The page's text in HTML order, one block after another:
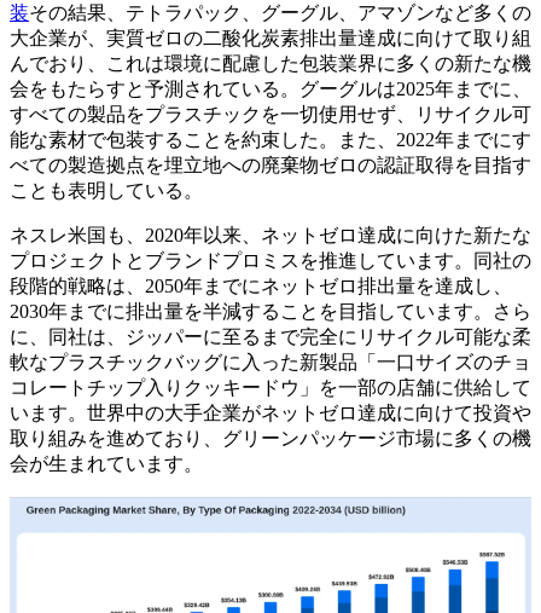
装その結果、テトラパック、グーグル、アマゾンなど多くの
大企業が、実質ゼロの二酸化炭素排出量達成に向けて取り組
んでおり、これは環境に配慮した包装業界に多くの新たな機
会をもたらすと予測されている。グーグルは2025年までに、
すべての製品をプラスチックを一切使用せず、リサイクル可
能な素材で包装することを約束した。また、2022年までにす
べての製造拠点を埋立地への廃棄物ゼロの認証取得を目指す
ことも表明している。
ネスレ米国も、2020年以来、ネットゼロ達成に向けた新たな
プロジェクトとブランドプロミスを推進しています。同社の
段階的戦略は、2050年までにネットゼロ排出量を達成し、
2030年までに排出量を半減することを目指しています。さら
に、同社は、ジッパーに至るまで完全にリサイクル可能な柔
軟なプラスチックバッグに入った新製品「一口サイズのチョ
コレートチップ入りクッキードウ」を一部の店舗に供給して
います。世界中の大手企業がネットゼロ達成に向けて投資や
取り組みを進めており、グリーンパッケージ市場に多くの機
会が生まれています。